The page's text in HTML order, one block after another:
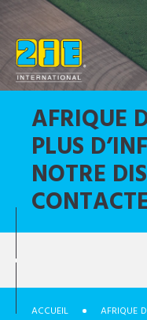
AFRIQUE
PLUS
NOTRE
ACCUEIL AFRIQUE